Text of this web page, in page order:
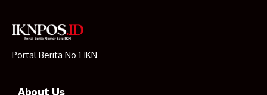
Portal Berita No 1 IKN
About Us